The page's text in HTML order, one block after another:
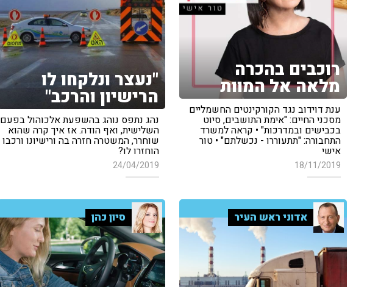
רוכבים בהכרה
מלאה אל המוות
ענת דוידוב נגד הקורקינטים החשמליים
מסכני החיים: "אימת התושבים, סיוט
בכבישים ובמדרכות" • קראה למשרד
התחבורה: "תתעוררו - נכשלתם" • טור
אישי
18/11/2019
"נעצר ונלקחו לו
הרישיון והרכב"
נהג נתפס נוהג בהשפעת אלכוהול בפעם
השלישית, ואף הודה. אז איך קרה שהוא
שוחרר, המשטרה חזרה בה ורישיונו ורכבו
הוחזרו לו?
24/04/2019
אדוני ראש העיר סיון כהן